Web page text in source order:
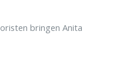
bringen Anita